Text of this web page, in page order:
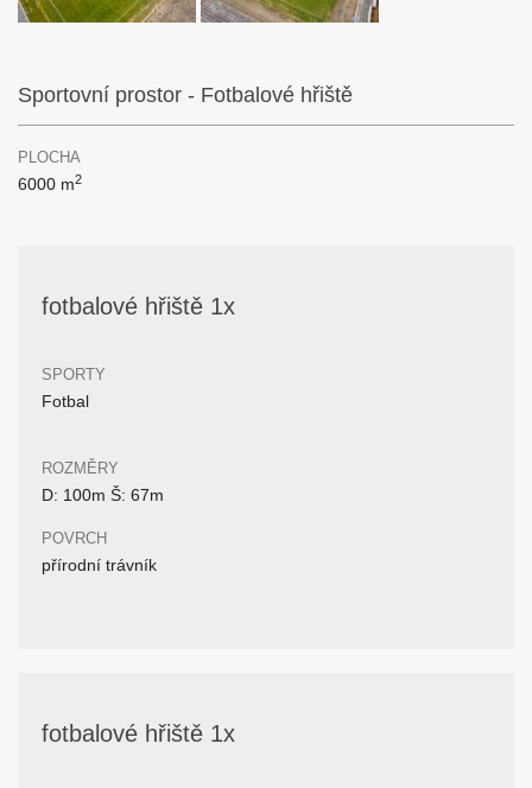
Sportovní prostor - Fotbalové hřiště
PLOCHA
6000 m2
fotbalové hřiště 1x
SPORTY
Fotbal
ROZMĚRY
D: 100m Š: 67m
POVRCH
přírodní trávník
fotbalové hřiště 1x